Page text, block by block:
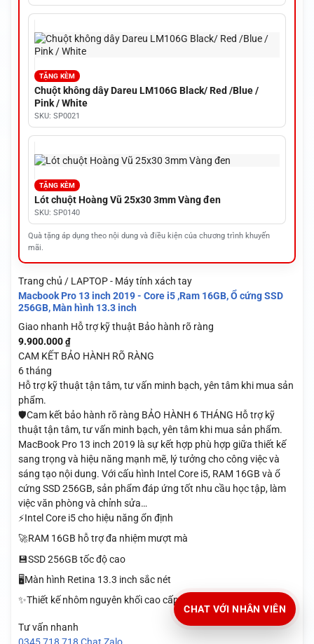
TẶNG KÈM
Chuột không dây Dareu LM106G Black/ Red /Blue /
Pink / White
SKU: SP0021
TẶNG KÈM
Lót chuột Hoàng Vũ 25x30 3mm Vàng đen
SKU: SP0140
Quà tặng áp dụng theo nội dung và điều kiện của chương trình khuyến
mãi.
Trang chủ / LAPTOP - Máy tính xách tay
Macbook Pro 13 inch 2019 - Core i5 ,Ram 16GB, Ổ cứng SSD
256GB, Màn hình 13.3 inch
Giao nhanh Hỗ trợ kỹ thuật Bảo hành rõ ràng
9.900.000 ₫
CAM KẾT BẢO HÀNH RÕ RÀNG
6 tháng
Hỗ trợ kỹ thuật tận tâm, tư vấn minh bạch, yên tâm khi mua sản
phẩm.
🛡️Cam kết bảo hành rõ ràng BẢO HÀNH 6 THÁNG Hỗ trợ kỹ
thuật tận tâm, tư vấn minh bạch, yên tâm khi mua sản phẩm.
MacBook Pro 13 inch 2019 là sự kết hợp phù hợp giữa thiết kế
sang trọng và hiệu năng mạnh mẽ, lý tưởng cho công việc và
sáng tạo nội dung. Với cấu hình Intel Core i5, RAM 16GB và ổ
cứng SSD 256GB, sản phẩm đáp ứng tốt nhu cầu học tập, làm
việc văn phòng và chỉnh sửa…
⚡Intel Core i5 cho hiệu năng ổn định
🚀RAM 16GB hỗ trợ đa nhiệm mượt mà
💾SSD 256GB tốc độ cao
🖥️Màn hình Retina 13.3 inch sắc nét
✨Thiết kế nhôm nguyên khối cao cấp
Tư vấn nhanh
0345 718 718 Chat Zalo
CHAT VỚI NHÂN VIÊN